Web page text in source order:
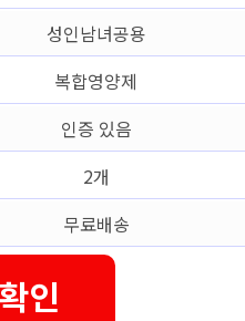
성인남녀공용
복합영양제
인증 있음
2개
무료배송
인